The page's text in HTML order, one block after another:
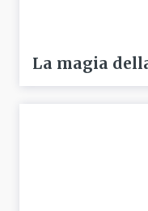
La magia